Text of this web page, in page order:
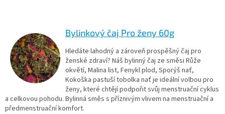
Bylinkový čaj Pro ženy 60g
Hledáte lahodný a zároveň prospěšný čaj pro
ženské zdraví? Náš bylinný čaj ze směsi Růže
okvětí, Malina list, Fenykl plod, Sporýš nať,
Kokoška pastuší tobolka nať je ideální volbou pro
ženy, které chtějí podpořit svůj menstruační cyklus
a celkovou pohodu. Bylinná směs s příznivým vlivem na menstruační a
předmenstruační komfort.